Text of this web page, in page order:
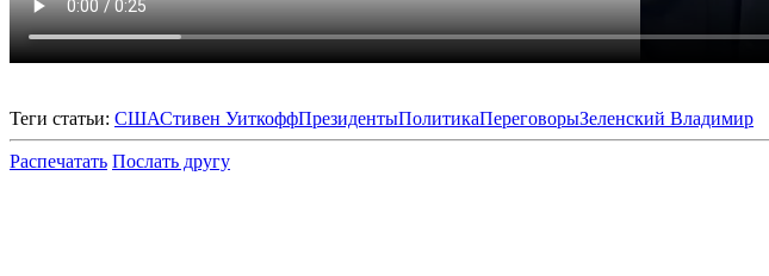
Теги статьи: СШАСтивен УиткоффПрезидентыПолитикаПереговорыЗеленский Владимир
Распечатать Послать другу